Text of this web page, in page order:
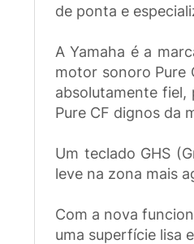
de ponta e
A Yamaha é a
motor sonoro Pure
absolutamente fiel,
Pure CF dignos da
Um teclado GHS
leve na zona mais
Com a nova
uma superfície lisa